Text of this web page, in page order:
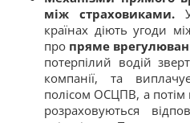
між страховиками.
країнах діють угоди
про пряме
потерпілий водій
компанії, та
полісом ОСЦПВ, а
розраховуються